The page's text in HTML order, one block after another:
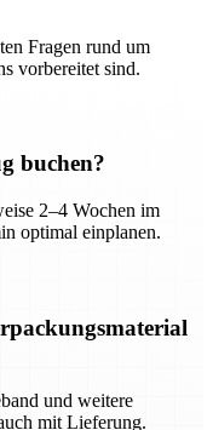
Fragen rund um
vorbereitet sind.
buchen?
2–4 Wochen im
optimal einplanen.
und weitere
mit Lieferung.